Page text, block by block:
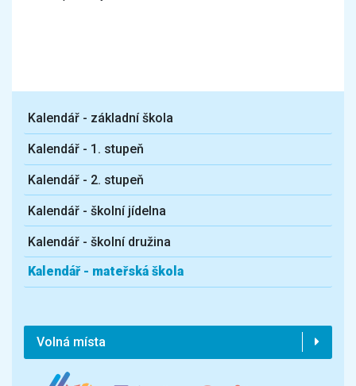
Kalendář - základní škola
Kalendář - 1. stupeň
Kalendář - 2. stupeň
Kalendář - školní jídelna
Kalendář - školní družina
Kalendář - mateřská škola
Volná místa